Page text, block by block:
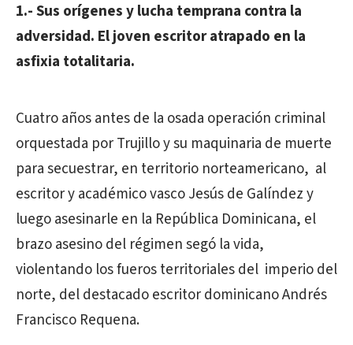
1.- Sus orígenes y lucha temprana contra la
adversidad. El joven escritor atrapado en la
asfixia totalitaria.
Cuatro años antes de la osada operación criminal
orquestada por Trujillo y su maquinaria de muerte
para secuestrar, en territorio norteamericano, al
escritor y académico vasco Jesús de Galíndez y
luego asesinarle en la República Dominicana, el
brazo asesino del régimen segó la vida,
violentando los fueros territoriales del imperio del
norte, del destacado escritor dominicano Andrés
Francisco Requena.